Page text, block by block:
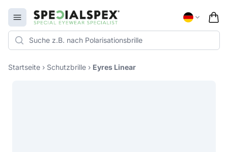
Open menu
Specialspex Logo
Startseite › Schutzbrille › Eyres Linear